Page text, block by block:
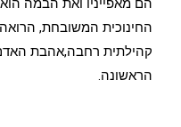
הם מאפייניו ואת הבמה
החינוכית המשובחת,
קהילתית רחבה,אהבת
הראשונה.